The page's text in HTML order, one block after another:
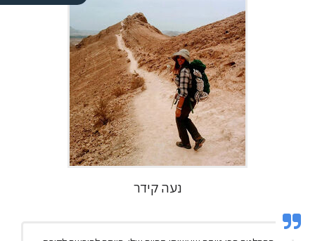
נעה קידר